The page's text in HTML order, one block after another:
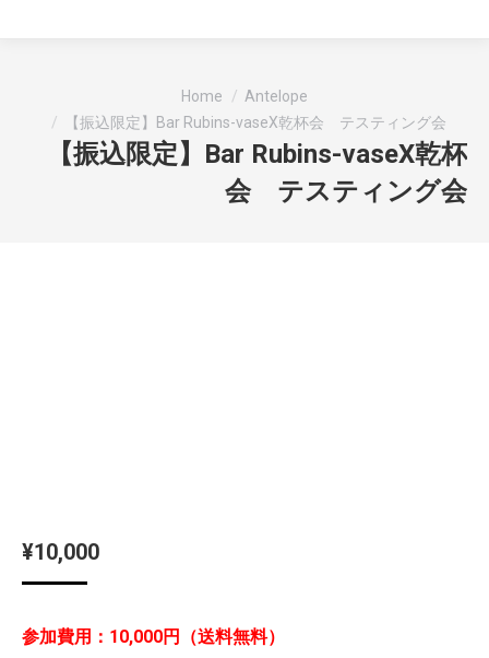
Home
Antelope
【振込限定】Bar Rubins-vaseX乾杯会 テスティング会
【振込限定】Bar Rubins-vaseX乾杯
会 テスティング会
¥10,000
参加費用：10,000円（送料無料）